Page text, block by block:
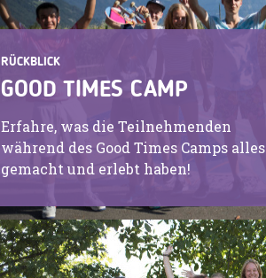
RÜCKBLICK
GOOD TIMES CAMP
Erfahre, was die Teilnehmenden
während des Good Times Camps alles
gemacht und erlebt haben!